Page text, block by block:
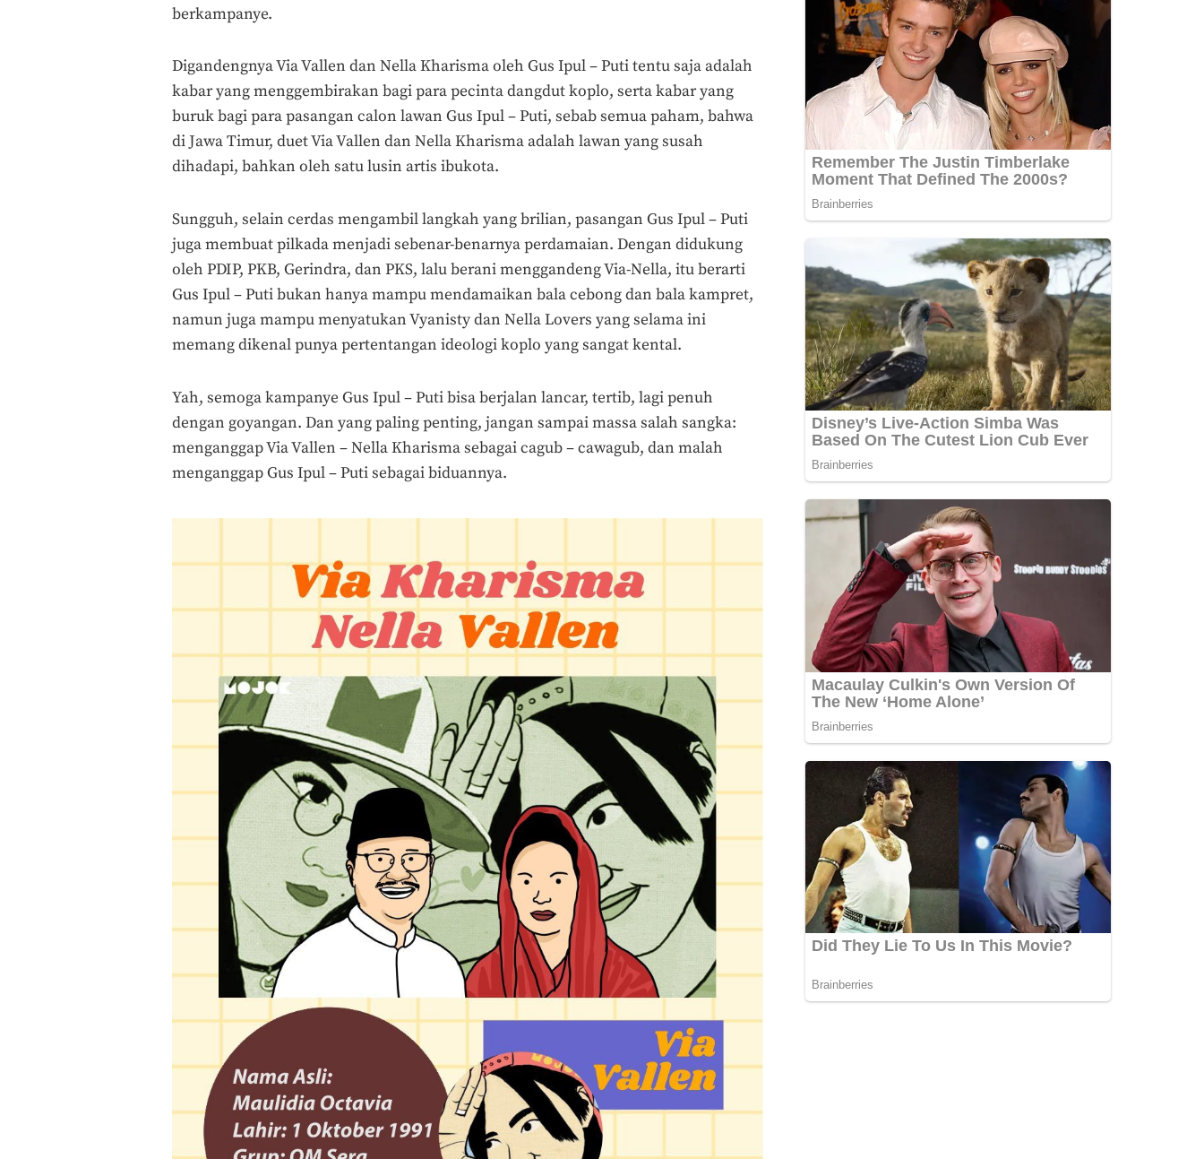
berkampanye.
Digandengnya Via Vallen dan Nella Kharisma oleh Gus Ipul – Puti tentu saja adalah
kabar yang menggembirakan bagi para pecinta dangdut koplo, serta kabar yang
buruk bagi para pasangan calon lawan Gus Ipul – Puti, sebab semua paham, bahwa
di Jawa Timur, duet Via Vallen dan Nella Kharisma adalah lawan yang susah
dihadapi, bahkan oleh satu lusin artis ibukota.
Sungguh, selain cerdas mengambil langkah yang brilian, pasangan Gus Ipul – Puti
juga membuat pilkada menjadi sebenar-benarnya perdamaian. Dengan didukung
oleh PDIP, PKB, Gerindra, dan PKS, lalu berani menggandeng Via-Nella, itu berarti
Gus Ipul – Puti bukan hanya mampu mendamaikan bala cebong dan bala kampret,
namun juga mampu menyatukan Vyanisty dan Nella Lovers yang selama ini
memang dikenal punya pertentangan ideologi koplo yang sangat kental.
Yah, semoga kampanye Gus Ipul – Puti bisa berjalan lancar, tertib, lagi penuh
dengan goyangan. Dan yang paling penting, jangan sampai massa salah sangka:
menganggap Via Vallen – Nella Kharisma sebagai cagub – cawagub, dan malah
menganggap Gus Ipul – Puti sebagai biduannya.